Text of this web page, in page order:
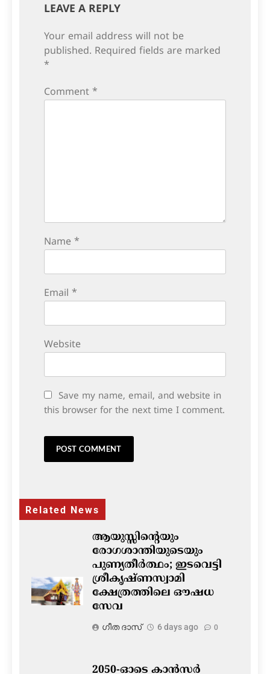
LEAVE A REPLY
Your email address will not be
published. Required fields are marked
*
Comment *
Name *
Email *
Website
Save my name, email, and website in
this browser for the next time I comment.
Related News
ആയുസ്സിന്റെയും
രോഗശാന്തിയുടെയും
പുണ്യതീർത്ഥം; ഇടവെട്ടി
ശ്രീകൃഷ്ണസ്വാമി
ക്ഷേത്രത്തിലെ ഔഷധ
സേവ
ഗീത ദാസ്‌ 6 days ago 0
2050-ഓടെ കാൻസർ